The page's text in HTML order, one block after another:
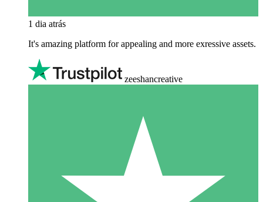
1 dia atrás
It's amazing platform for appealing and more exressive assets.
zeeshancreative